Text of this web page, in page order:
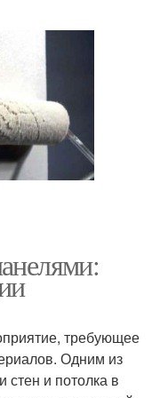
требующее
Одним из
стен и потолка в